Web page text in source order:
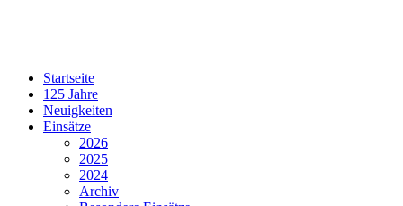
Startseite
125 Jahre
Neuigkeiten
Einsätze
2026
2025
2024
Archiv